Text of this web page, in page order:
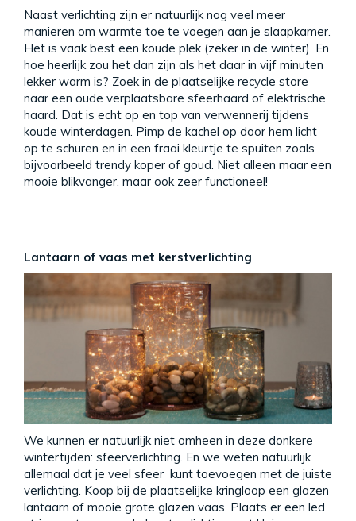
Naast verlichting zijn er natuurlijk nog veel meer
manieren om warmte toe te voegen aan je slaapkamer.
Het is vaak best een koude plek (zeker in de winter). En
hoe heerlijk zou het dan zijn als het daar in vijf minuten
lekker warm is? Zoek in de plaatselijke recycle store
naar een oude verplaatsbare sfeerhaard of elektrische
haard. Dat is echt op en top van verwennerij tijdens
koude winterdagen. Pimp de kachel op door hem licht
op te schuren en in een fraai kleurtje te spuiten zoals
bijvoorbeeld trendy koper of goud. Niet alleen maar een
mooie blikvanger, maar ook zeer functioneel!
Lantaarn of vaas met kerstverlichting
We kunnen er natuurlijk niet omheen in deze donkere
wintertijden: sfeerverlichting. En we weten natuurlijk
allemaal dat je veel sfeer kunt toevoegen met de juiste
verlichting. Koop bij de plaatselijke kringloop een glazen
lantaarn of mooie grote glazen vaas. Plaats er een led